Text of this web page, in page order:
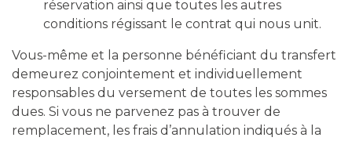
réservation ainsi que toutes les autres
conditions régissant le contrat qui nous unit.
Vous-même et la personne bénéficiant du transfert
demeurez conjointement et individuellement
responsables du versement de toutes les sommes
dues. Si vous ne parvenez pas à trouver de
remplacement, les frais d’annulation indiqués à la